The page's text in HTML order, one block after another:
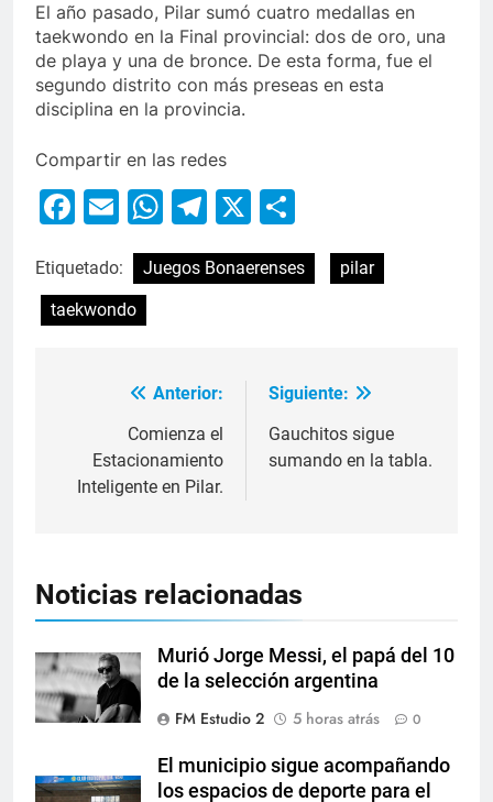
El año pasado, Pilar sumó cuatro medallas en
taekwondo en la Final provincial: dos de oro, una
de playa y una de bronce. De esta forma, fue el
segundo distrito con más preseas en esta
disciplina en la provincia.
Compartir en las redes
Facebook
EmailWhatsApp
Telegram
X
Etiquetado: Juegos Bonaerenses
pilar
taekwondo
Anterior:
Comienza el
Estacionamiento
Inteligente en Pilar.
Siguiente:
Gauchitos sigue
sumando en la tabla.
Noticias relacionadas
Murió Jorge Messi, el papá del 10
de la selección argentina
FM Estudio 2
5 horas atrás 0
El municipio sigue acompañando
los espacios de deporte para el